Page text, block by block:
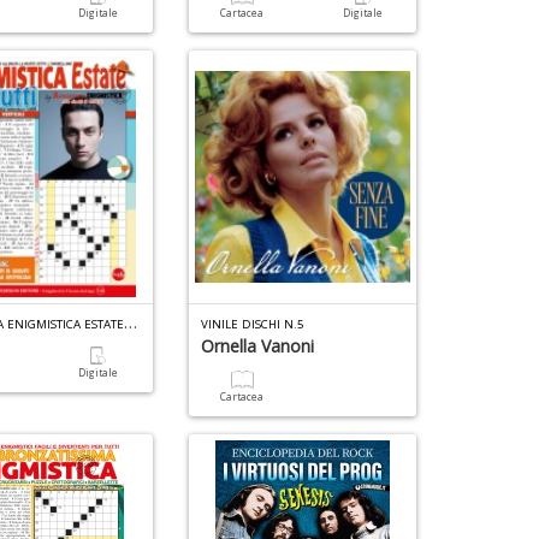
Digitale Cartacea Digitale
A
CCADEMIA ENIGMISTICA ESTATE N.2
Digitale
VINILE DISCHI N.5
Ornella Vanoni
Cartacea